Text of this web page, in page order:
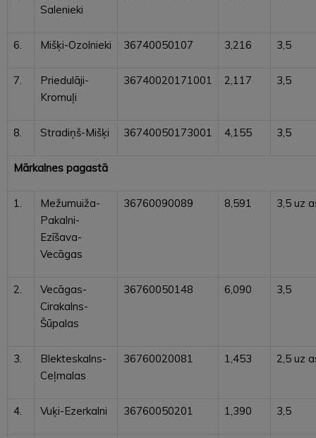
Salenieki
6. Mišķi-Ozolnieki 36740050107 3,216 3,5
7.
Priedulāji-
Kromuļi
36740020171001 2,117 3,5
8. Stradiņš-Mišķi 36740050173001 4,155 3,5
Mārkalnes pagastā
1.
Mežumuiža-
Pakalni-
Ezīšava-
Vecāgas
36760090089 8,591 3,5 uz
2.
Vecāgas-
Cirakalns-
Šūpalas
36760050148 6,090 3,5
3.
Blekteskalns-
Ceļmalas
36760020081 1,453 2,5 uz
4. Vuķi-Ezerkalni 36760050201 1,390 3,5